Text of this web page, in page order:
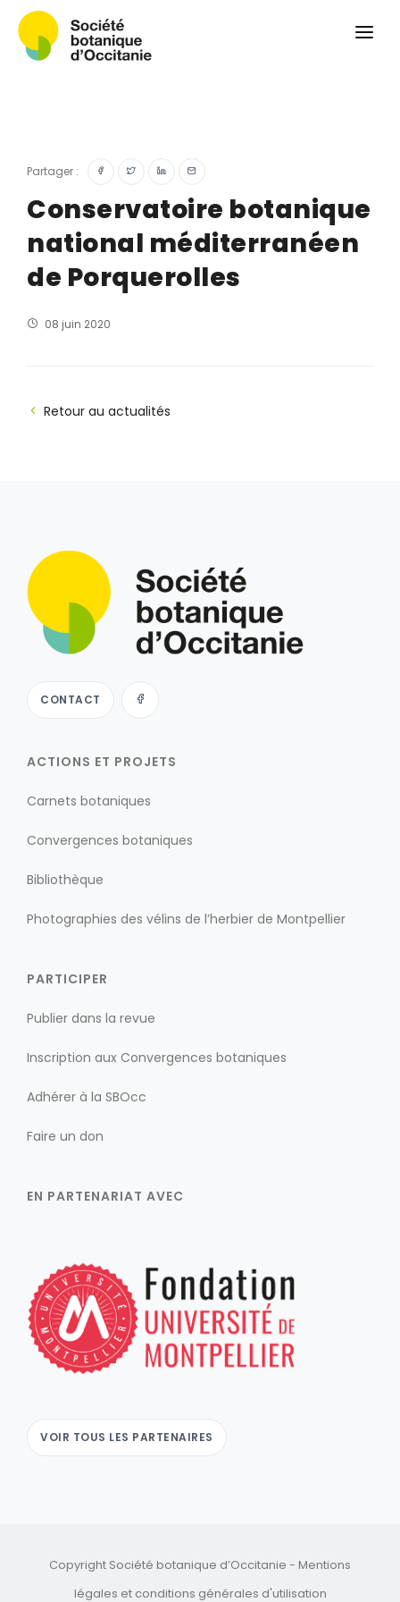
Herbier PCPR
Ressources
Actualités et calendrier
Contact
Partager :
Conservatoire botanique
national méditerranéen
de Porquerolles
08 juin 2020
Retour au actualités
CONTACT
ACTIONS ET PROJETS
Carnets botaniques
Convergences botaniques
Bibliothèque
Photographies des vélins de l’herbier de Montpellier
PARTICIPER
Publier dans la revue
Inscription aux Convergences botaniques
Adhérer à la SBOcc
Faire un don
EN PARTENARIAT AVEC
VOIR TOUS LES PARTENAIRES
Copyright Société botanique d’Occitanie - Mentions
légales et conditions générales d'utilisation